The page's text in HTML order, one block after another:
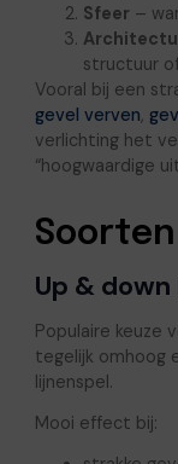
Sfeer –
structuur
Vooral bij een
gevel verven,
verlichting het
“hoogwaardige
Up &
Populaire keuze
tegelijk omhoog
lijnenspel.
Mooi effect bij: